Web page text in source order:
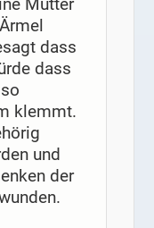
dass
dass
klemmt.
und
der